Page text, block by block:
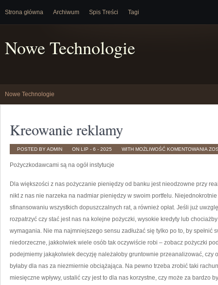
Strona główna Archiwum Spis Treści Tagi
Nowe Technologie
Nowe Technologie
Kreowanie reklamy
POSTED BY ADMIN ON LIP - 6 - 2025 WITH MOŻLIWOŚĆ KOMENTOWANIA
Pożyczkodawcami są na ogół instytucje
Dla większości z nas pożyczanie pieniędzy od banku jest nieodzowne przy
nikt z nas nie narzeka na nadmiar pieniędzy w swoim portfelu.
sfinansowaniu wszystkich dopuszczalnych rat, a również opłat. Jeśli już
rozpatrzyć czy stać jest nas na kolejne pożyczki, wysokie kredyty lub
wymagania. Nie ma najmniejszego sensu zadłużać się tylko po to, by spełnić
niedorzeczne, jakkolwiek wiele osób tak oczywiście robi – zobacz pożyczki
podejmiemy jakąkolwiek decyzję należałoby gruntownie przeanalizować, czy
byłaby dla nas za niezmiernie obciążająca. Na pewno trzeba zrobić taki
miesięczne wpływy, ustalić czy jest to dla nas korzystne, czy może za bardzo